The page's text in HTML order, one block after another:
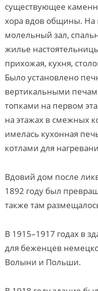
существующее
хора вдов общины. На
молельный зал,
жилье
прихожая, кухня,
Было установлено
вертикальными
топками на первом
на этажах в смежных
имелась кухонная
котлами для
Вдовий дом после
1892 году был
также там
В 1915–1917 годах в
для беженцев
Волыни и Польши.